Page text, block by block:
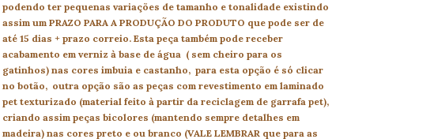
podendo ter pequenas variações de tamanho e tonalidade existindo
assim um PRAZO PARA A PRODUÇÃO DO PRODUTO que pode ser de
até 15 dias + prazo correio. Esta peça também pode receber
acabamento em verniz à base de água ( sem cheiro para os
gatinhos) nas cores imbuia e castanho, para esta opção é só clicar
no botão, outra opção são as peças com revestimento em laminado
pet texturizado (material feito à partir da reciclagem de garrafa pet),
criando assim peças bicolores (mantendo sempre detalhes em
madeira) nas cores preto e ou branco (VALE LEMBRAR que para as